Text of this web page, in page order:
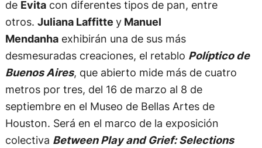
de Evitacon diferentes tipos de pan, entre
otros. Juliana Laffitte yManuel
Mendanhaexhibirán una de sus más
desmesuradas creaciones, el retablo Políptico de
Buenos Aires, que abierto mide más de cuatro
metros por tres, del 16 de marzo al 8 de
septiembre en el Museo de Bellas Artes de
Houston. Será en el marco de la exposición
colectiva Between Play and Grief: Selections